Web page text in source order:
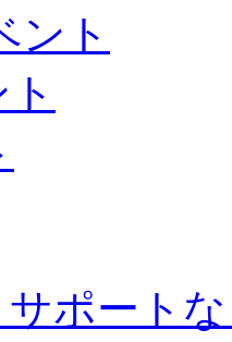
ント
サポート